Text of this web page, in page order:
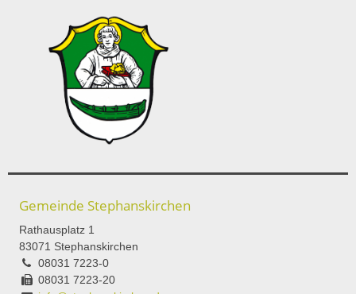
Gemeinde Stephanskirchen
Rathausplatz 1
83071 Stephanskirchen
08031 7223-0
08031 7223-20